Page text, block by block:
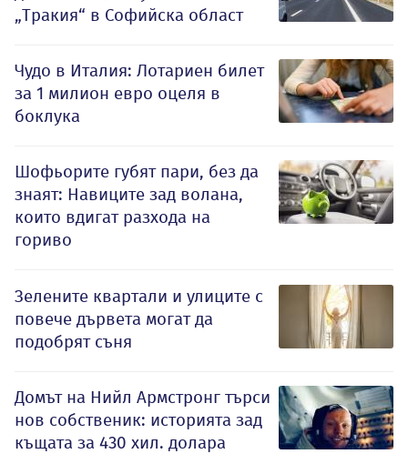
„Тракия“ в Софийска област
Чудо в Италия: Лотариен билет
за 1 милион евро оцеля в
боклука
Шофьорите губят пари, без да
знаят: Навиците зад волана,
които вдигат разхода на
гориво
Зелените квартали и улиците с
повече дървета могат да
подобрят съня
Домът на Нийл Армстронг търси
нов собственик: историята зад
къщата за 430 хил. долара